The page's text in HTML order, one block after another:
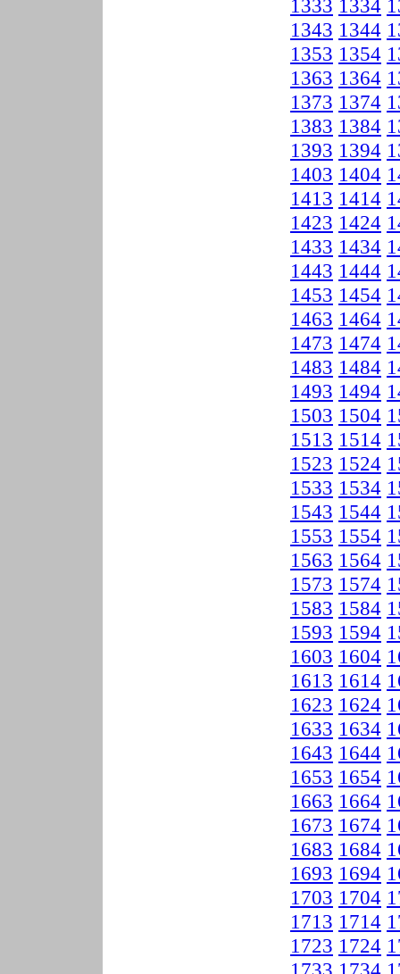
1333 1334
1343 1344
1353 1354
1363 1364
1373 1374
1383 1384
1393 1394
1403 1404
1413 1414
1423 1424
1433 1434
1443 1444
1453 1454
1463 1464
1473 1474
1483 1484
1493 1494
1503 1504
1513 1514
1523 1524
1533 1534
1543 1544
1553 1554
1563 1564
1573 1574
1583 1584
1593 1594
1603 1604
1613 1614
1623 1624
1633 1634
1643 1644
1653 1654
1663 1664
1673 1674
1683 1684
1693 1694
1703 1704
1713 1714
1723 1724